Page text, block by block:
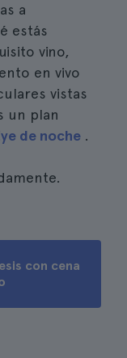
a
estás
vino,
en vivo
vistas
un plan
de noche .
con cena